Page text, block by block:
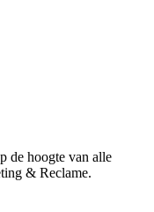
de hoogte van alle
& Reclame.